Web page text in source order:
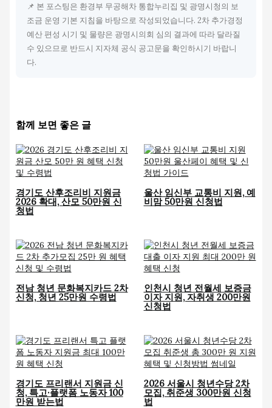
📌 본 포스팅은 환경부 무공해차 통합누리집 및 광명시청의 보
조금 운영 기본 지침을 바탕으로 작성되었습니다. 2차 추가경정
예산 편성 시기 및 물량은 광명시의회 심의 결과에 따라 달라질
수 있으므로 반드시 지자체 공식 공고문을 확인하시기 바랍니
다.
함께 보면 좋은 글
경기도 산후조리비 지원금
2026 확대, 산모 50만원 신
청법
울산 임신부 교통비 지원, 예
비맘 50만원 신청법
전남 청년 문화복지카드 2차
신청, 청년 25만원 수령법
인천시 청년 전월세 보증금
이자 지원, 자취생 200만원
신청법
경기도 프리랜서 지원금 신
청, 특고·플랫폼 노동자 100
만원 받는법
2026 서울시 청년수당 2차
모집, 취준생 300만원 신청
법